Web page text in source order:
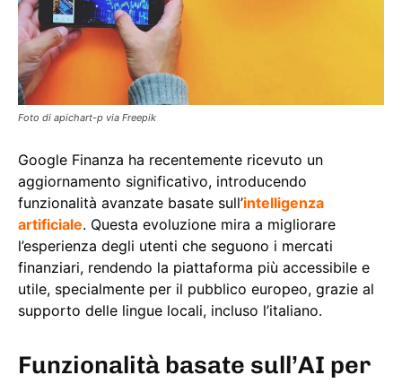
Foto di apichart-p via Freepik
Google Finanza ha recentemente ricevuto un
aggiornamento significativo, introducendo
funzionalità avanzate basate sull’intelligenza
artificiale. Questa evoluzione mira a migliorare
l’esperienza degli utenti che seguono i mercati
finanziari, rendendo la piattaforma più accessibile e
utile, specialmente per il pubblico europeo, grazie al
supporto delle lingue locali, incluso l’italiano.
Funzionalità basate sull’AI per